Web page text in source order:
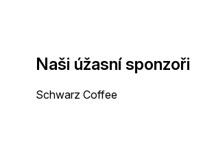
Naši úžasní sponzoři
Schwarz Coffee